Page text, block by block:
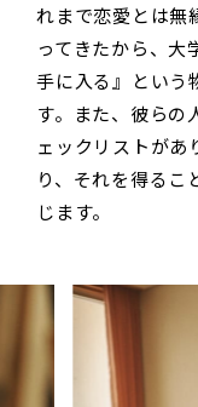
れまで恋愛とは無
ってきたから、大
手に入る』という
す。また、彼らの
ェックリストがあ
り、それを得るこ
じます。